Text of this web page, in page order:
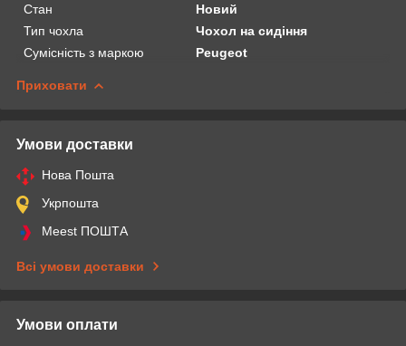
Стан
Новий
Тип чохла
Чохол на сидіння
Сумісність з маркою
Peugeot
Приховати
Умови доставки
Нова Пошта
Укрпошта
Meest ПОШТА
Всі умови доставки
Умови оплати